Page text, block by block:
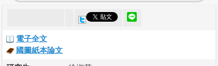
電子全文
國圖紙本論文